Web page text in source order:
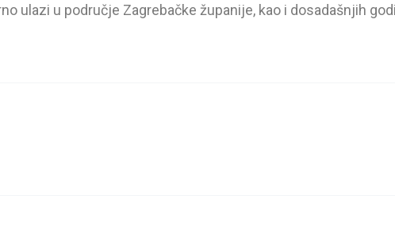
ulazi u područje Zagrebačke županije, kao i dosadašnjih